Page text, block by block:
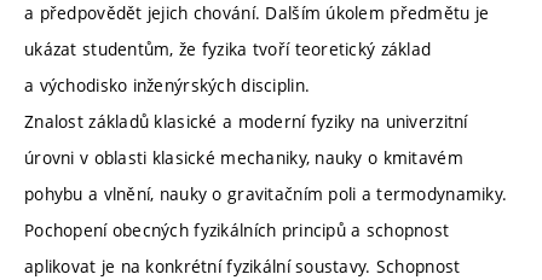
a předpovědět jejich chování. Dalším úkolem předmětu je
ukázat studentům, že fyzika tvoří teoretický základ
a východisko inženýrských disciplin.
Znalost základů klasické a moderní fyziky na univerzitní
úrovni v oblasti klasické mechaniky, nauky o kmitavém
pohybu a vlnění, nauky o gravitačním poli a termodynamiky.
Pochopení obecných fyzikálních principů a schopnost
aplikovat je na konkrétní fyzikální soustavy. Schopnost